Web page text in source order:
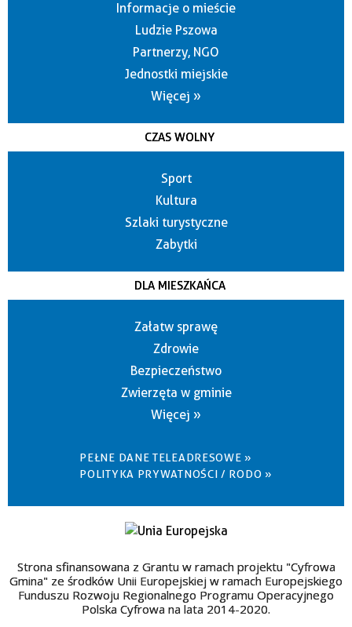
Informacje o mieście
Ludzie Pszowa
Partnerzy, NGO
Jednostki miejskie
Więcej »
CZAS WOLNY
Sport
Kultura
Szlaki turystyczne
Zabytki
DLA MIESZKAŃCA
Załatw sprawę
Zdrowie
Bezpieczeństwo
Zwierzęta w gminie
Więcej »
PEŁNE DANE TELEADRESOWE »
POLITYKA PRYWATNOŚCI / RODO »
Strona sfinansowana z Grantu w ramach projektu "Cyfrowa
Gmina" ze środków Unii Europejskiej w ramach Europejskiego
Funduszu Rozwoju Regionalnego Programu Operacyjnego
Polska Cyfrowa na lata 2014-2020.